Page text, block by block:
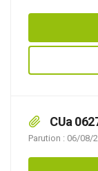
CUa
Durieux
Parution : 06/08/